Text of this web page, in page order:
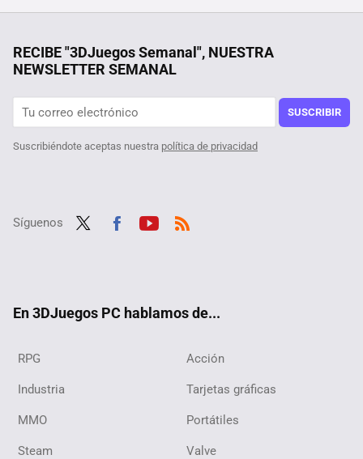
Fan de Red Dead Redemption 2 encuentra un detalle inquietantemente profético del gobierno de Trump. "Y yo creía que Fallout predecía el futuro"
RECIBE "3DJuegos Semanal", NUESTRA
NEWSLETTER SEMANAL
SUSCRIBIR
Suscribiéndote aceptas nuestra política de privacidad
Síguenos
En 3DJuegos PC hablamos de...
RPG Acción
Industria Tarjetas gráficas
MMO Portátiles
Steam Valve